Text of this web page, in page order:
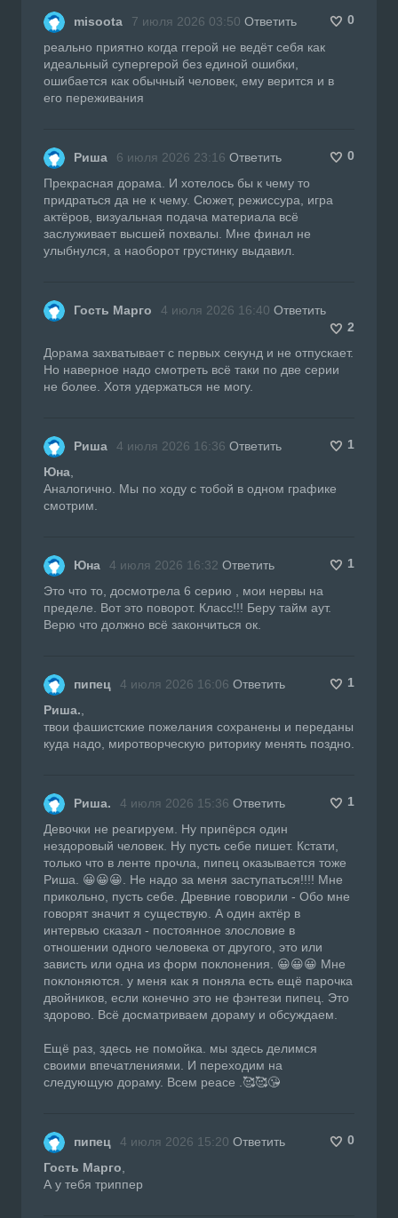
misoota 7 июля 2026 03:50 Ответить
0
реально приятно когда ггерой не ведёт себя как
идеальный супергерой без единой ошибки,
ошибается как обычный человек, ему верится и в
его переживания
Риша 6 июля 2026 23:16 Ответить
0
Прекрасная дорама. И хотелось бы к чему то
придраться да не к чему. Сюжет, режиссура, игра
актёров, визуальная подача материала всё
заслуживает высшей похвалы. Мне финал не
улыбнулся, а наоборот грустинку выдавил.
Гость Марго 4 июля 2026 16:40 Ответить
2
Дорама захватывает с первых секунд и не отпускает.
Но наверное надо смотреть всё таки по две серии
не более. Хотя удержаться не могу.
Риша 4 июля 2026 16:36 Ответить
1
Юна
Аналогично. Мы по ходу с тобой в одном графике
смотрим.
Юна 4 июля 2026 16:32 Ответить
1
Это что то, досмотрела 6 серию , мои нервы на
пределе. Вот это поворот. Класс!!! Беру тайм аут.
Верю что должно всё закончиться ок.
пипец 4 июля 2026 16:06 Ответить
1
Риша.
твои фашистские пожелания сохранены и переданы
куда надо, миротворческую риторику менять поздно.
Риша. 4 июля 2026 15:36 Ответить
1
Девочки не реагируем. Ну припёрся один
нездоровый человек. Ну пусть себе пишет. Кстати,
только что в ленте прочла, пипец оказывается тоже
Риша. 😀😀😀. Не надо за меня заступаться!!!! Мне
прикольно, пусть себе. Древние говорили - Обо мне
говорят значит я существую. А один актёр в
интервью сказал - постоянное злословие в
отношении одного человека от другого, это или
зависть или одна из форм поклонения. 😀😀😀 Мне
поклоняются. у меня как я поняла есть ещё парочка
двойников, если конечно это не фэнтези пипец. Это
здорово. Всё досматриваем дораму и обсуждаем.
Ещё раз, здесь не помойка. мы здесь делимся
своими впечатлениями. И переходим на
следующую дораму. Всем peace .🥰🥰😘
пипец 4 июля 2026 15:20 Ответить
0
Гость Марго
А у тебя триппер